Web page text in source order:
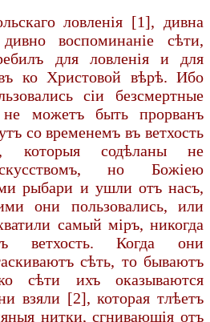
ловленія [1], дивна
воспоминаніе сѣти,
для ловленія и для
ко Христовой вѣрѣ. Ибо
сіи безсмертные
не можетъ быть прорванъ
со временемъ въ ветхость
которыя содѣланы не
но Божіею
рыбари и ушли отъ насъ,
они пользовались, или
самый міръ, никогда
ветхость. Когда они
сѣть, то бываютъ
сѣти ихъ оказываются
взяли [2], которая тлѣетъ
нитки, сгнивающія отъ